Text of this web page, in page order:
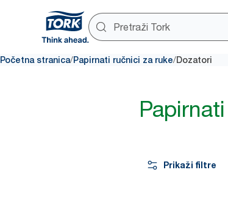
Početna stranica/Papirnati ručnici za ruke/Dozatori
Prikaži filtre